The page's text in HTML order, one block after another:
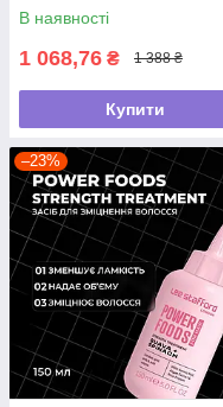
В наявності
1 068,76 ₴ 1 388 ₴
Купити
–23%